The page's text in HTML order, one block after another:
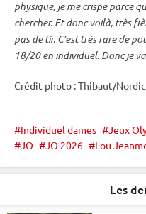
physique, je me crispe parce
chercher. Et donc voilà, très
pas de tir. C’est très rare de
18/20 en individuel. Donc je
Crédit photo : Thibaut/
Individuel dames Jeux
JO
JO 2026 Lou
Les